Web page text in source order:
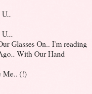
Glasses On.. I'm reading
With Our Hand
Me.. (!)